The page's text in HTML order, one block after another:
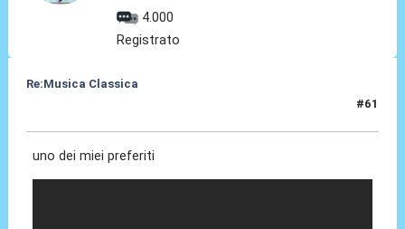
4.000
Registrato
Re:Musica Classica
#61
uno dei miei preferiti